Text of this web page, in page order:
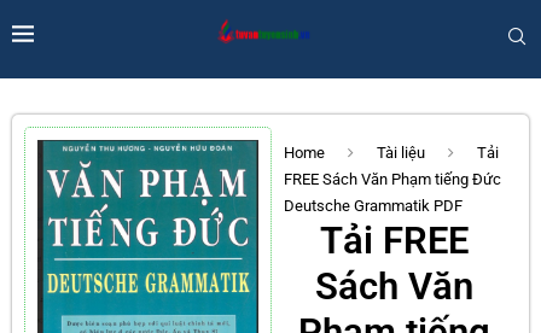
Home Tài liệu
Tải
FREE Sách Văn Phạm tiếng Đức
Deutsche Grammatik PDF
Tải FREE
Sách Văn